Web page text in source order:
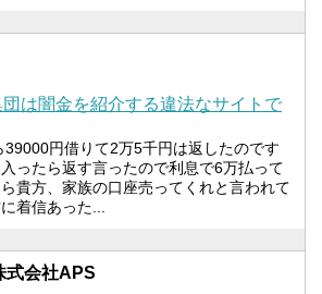
は闇金を紹介する違法なサイトで
39000円借りて2万5千円は返したのです
ったら返す言ったので利息で6万払って
貴方、家族の口座売ってくれと言われて
着信あった...
式会社APS